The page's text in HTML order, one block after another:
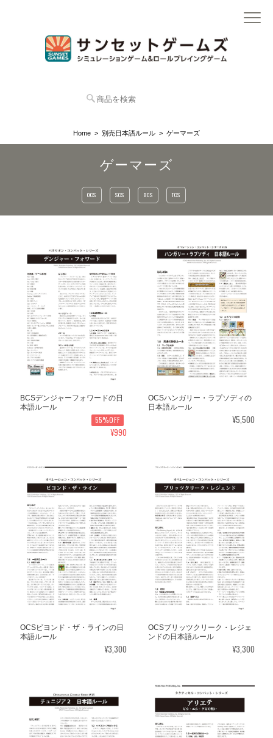
Home 別売日本語ルール ゲーマーズ
ゲーマーズ
OCS SCS BCS TCS
BCSデンジャーフォワードの日
本語ルール
55%OFF
¥990
OCSハンガリー・ラプソディの
日本語ルール
¥5,500
OCSビヨンド・ザ・ラインの日
本語ルール
¥3,300
OCSブリッツクリーク・レジェ
ンドの日本語ルール
¥3,300